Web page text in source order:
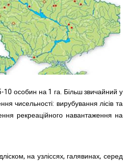
особин на 1 га. Більш звичайний у
чисельності: вирубування лісів та
рекреаційного навантаження на
на узліссях, галявинах, серед